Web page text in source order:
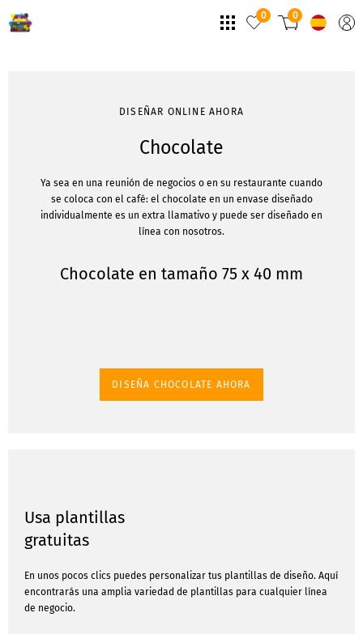
0 0
DISEÑAR ONLINE AHORA
Chocolate
Ya sea en una reunión de negocios o en su restaurante cuando
se coloca con el café: el chocolate en un envase diseñado
individualmente es un extra llamativo y puede ser diseñado en
línea con nosotros.
Chocolate en tamaño 75 x 40 mm
DISEÑA CHOCOLATE AHORA
Usa plantillas
gratuitas
En unos pocos clics puedes personalizar tus plantillas de diseño. Aquí
encontrarás una amplia variedad de plantillas para cualquier línea
de negocio.